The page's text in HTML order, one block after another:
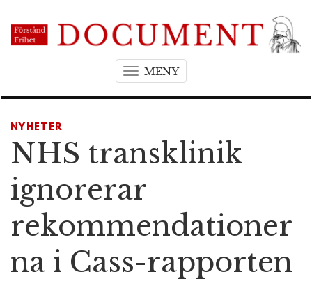
MENYT
g
l
i
g
a
t
NYHETER
NHS transklinik
ignorerar
rekommendationer
na i Cass-rapporten